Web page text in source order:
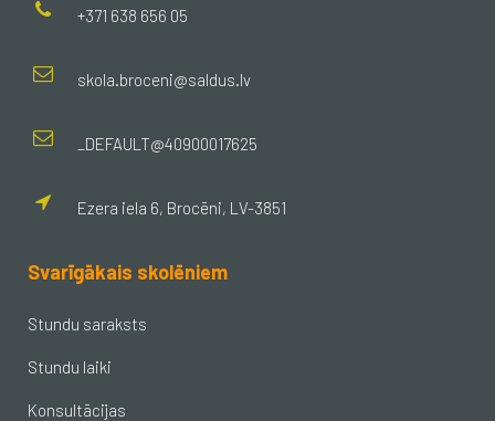
+371 638 656 05
skola.broceni@saldus.lv
_DEFAULT@40900017625
Ezera iela 6, Brocēni, LV-3851
Svarīgākais skolēniem
Stundu saraksts
Stundu laiki
Konsultācijas